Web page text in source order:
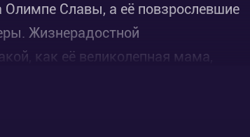
Олимпе Славы, а её повзрослевшие
Жизнерадостной
как её великолепная мама,
собой, чтобы добиться успеха.
приготовила им индустрия
интриги коллег по цеху, личные